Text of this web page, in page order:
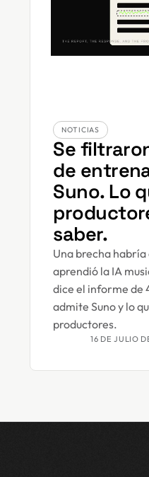
NOTICIAS
Se
de
Suno. Lo
saber.
Una brecha habría
aprendió la IA
dice el informe de
admite Suno y lo
productores.
16 DE JULIO